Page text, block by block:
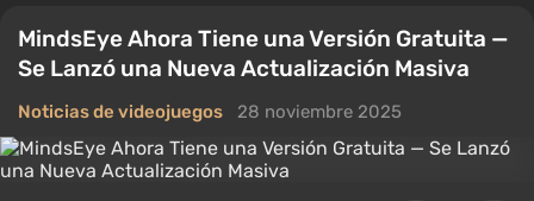
MindsEye Ahora Tiene una Versión Gratuita —
Se Lanzó una Nueva Actualización Masiva
Noticias de videojuegos 28 noviembre 2025